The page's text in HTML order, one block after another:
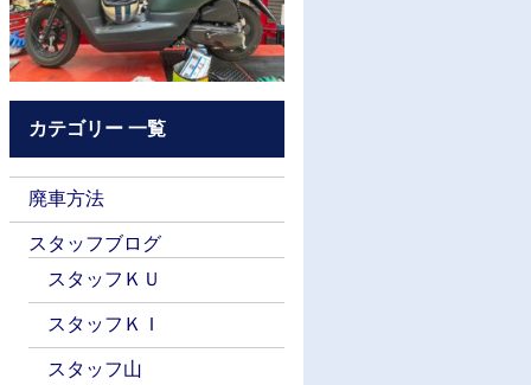
カテゴリー 一覧
廃車方法
スタッフブログ
スタッフＫＵ
スタッフＫＩ
スタッフ山